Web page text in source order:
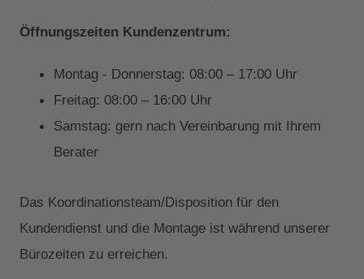
Öffnungszeiten Kundenzentrum:
Montag - Donnerstag: 08:00 – 17:00 Uhr
Freitag: 08:00 – 16:00 Uhr
Samstag: gern nach Vereinbarung mit Ihrem
Berater
Das Koordinationsteam/Disposition für den
Kundendienst und die Montage ist während unserer
Bürozeiten zu erreichen.